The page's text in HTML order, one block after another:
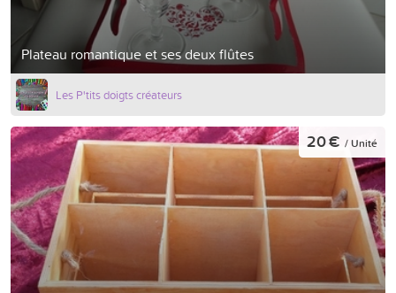
Plateau romantique et ses deux flûtes
Les P'tits doigts créateurs
20 € / Unité